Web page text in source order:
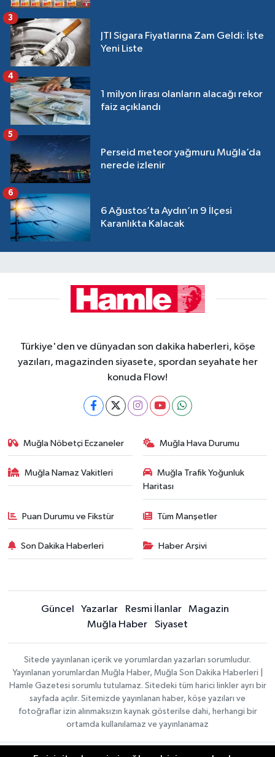
JTI Sigara Fiyatlarına Zam Geldi: İşte
Yeni Liste
3
1 milyon lirası olanların alacağı rekor
faiz açıklandı
4
Perseid meteor yağmuru Muğla’da
nerede izlenir
5
6 Ağustos’ta Aydın’ın 9 İlçesi
Karanlıkta Kalacak
6
Türkiye'den ve dünyadan son dakika haberleri, köşe
yazıları, magazinden siyasete, spordan seyahate her
konuda Flow!
Muğla Nöbetçi Eczaneler Muğla Hava Durumu
Muğla Namaz Vakitleri
Muğla Trafik Yoğunluk
Haritası
Puan Durumu ve Fikstür Tüm Manşetler
Son Dakika Haberleri Haber Arşivi
Güncel Yazarlar Resmi İlanlar
Magazin
Muğla Haber
Siyaset
Sitede yayınlanan içerik ve yorumlardan yazarları sorumludur.
Yayınlanan yorumlardan Muğla Haber, Muğla Son Dakika Haberleri |
Hamle Gazetesi sorumlu tutulamaz. Sitedeki tüm harici linkler ayrı bir
sayfada açılır. Sitemizde yayınlanan haber, köşe yazıları ve
fotoğraflar izin alınmaksızın kaynak gösterilse dahi, herhangi bir
ortamda kullanılamaz ve yayınlanamaz